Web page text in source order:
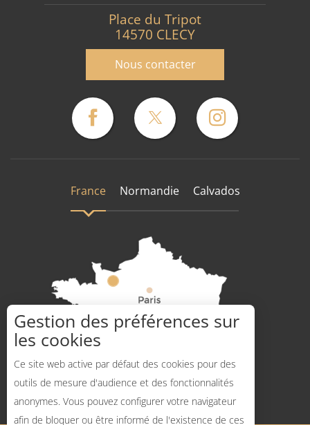
Place du Tripot
14570 CLECY
Nous contacter
France Normandie Calvados
Gestion des préférences sur
les cookies
Ce site web active par défaut des cookies pour des
outils de mesure d'audience et des fonctionnalités
anonymes. Vous pouvez configurer votre navigateur
afin de bloquer ou être informé de l'existence de ces